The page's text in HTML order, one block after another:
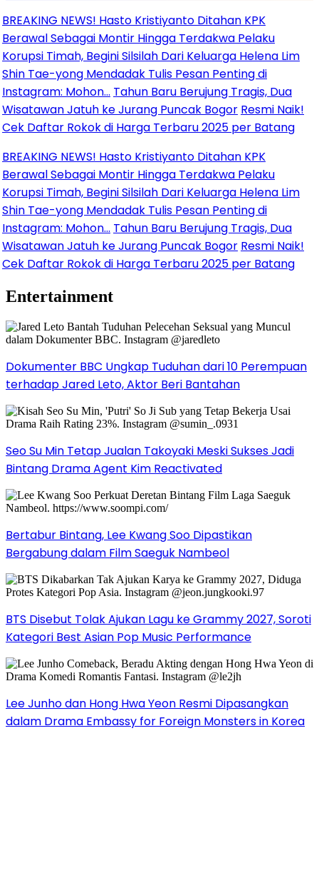
NEWS! Hasto Kristiyanto Ditahan KPK
Sebagai Montir Hingga Terdakwa Pelaku
Timah, Begini Silsilah Dari Keluarga Helena Lim
yong Mendadak Tulis Pesan Penting di
Mohon…Tahun Baru Berujung Tragis, Dua
Jatuh ke Jurang Puncak Bogor Resmi Naik!
Rokok di Harga Terbaru 2025 per Batang
NEWS! Hasto Kristiyanto Ditahan KPK
Sebagai Montir Hingga Terdakwa Pelaku
Timah, Begini Silsilah Dari Keluarga Helena Lim
yong Mendadak Tulis Pesan Penting di
Mohon…Tahun Baru Berujung Tragis, Dua
Jatuh ke Jurang Puncak Bogor Resmi Naik!
Rokok di Harga Terbaru 2025 per Batang
Entertainment
Dokumenter BBC Ungkap Tuduhan dari 10 Perempuan
terhadap Jared Leto, Aktor Beri Bantahan
Seo Su Min Tetap Jualan Takoyaki Meski Sukses Jadi
Bintang Drama Agent Kim Reactivated
Bertabur Bintang, Lee Kwang Soo Dipastikan
Bergabung dalam Film Saeguk Nambeol
BTS Disebut Tolak Ajukan Lagu ke Grammy 2027, Soroti
Kategori Best Asian Pop Music Performance
Lee Junho dan Hong Hwa Yeon Resmi Dipasangkan
dalam Drama Embassy for Foreign Monsters in Korea